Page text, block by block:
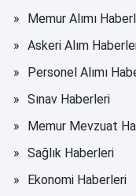
Memur Alımı
Askeri Alım
Personel Alımı
Sınav Haberleri
Memur Mevzuat
Sağlık Haberleri
Ekonomi Haberleri